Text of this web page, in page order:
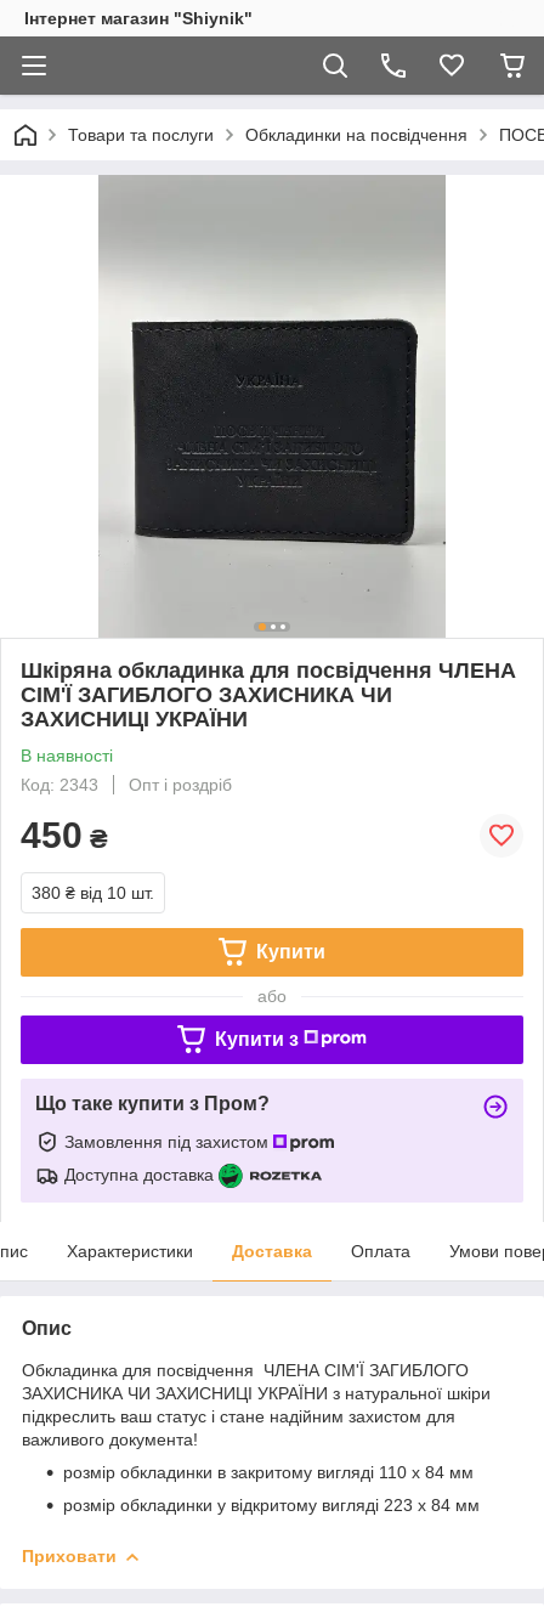
Інтернет магазин "Shiynik"
Товари та послуги Обкладинки на посвідчення
Шкіряна обкладинка для посвідчення ЧЛЕНА
СІМ'Ї ЗАГИБЛОГО ЗАХИСНИКА ЧИ
ЗАХИСНИЦІ УКРАЇНИ
В наявності
Код: 2343
Опт і роздріб
450 ₴
380 ₴ від 10 шт.
Купити
або
Купити з
Що таке купити з Пром?
Замовлення під захистом
Доступна доставка
Характеристики Доставка Оплата Умови
Опис
Обкладинка для посвідчення ЧЛЕНА СІМ'Ї ЗАГИБЛОГО
ЗАХИСНИКА ЧИ ЗАХИСНИЦІ УКРАЇНИ з натуральної шкіри
підкреслить ваш статус і стане надійним захистом для
важливого документа!
розмір обкладинки в закритому вигляді 110 х 84 мм
розмір обкладинки у відкритому вигляді 223 х 84 мм
Приховати